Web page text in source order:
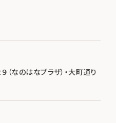
なのはなプラザ）・大町通り